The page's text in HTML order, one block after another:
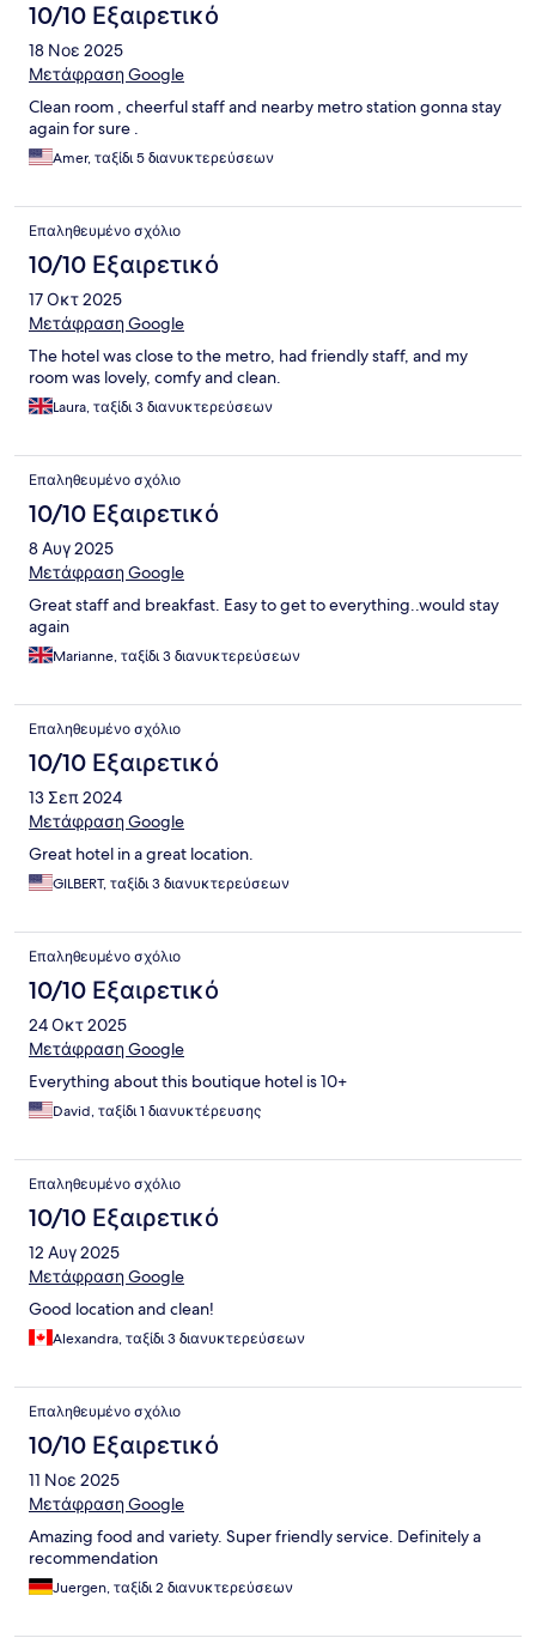
10/10 Εξαιρετικό
18 Νοε 2025
Μετάφραση Google
Clean room , cheerful staff and nearby metro station gonna stay
again for sure .
Amer, ταξίδι 5 διανυκτερεύσεων
Επαληθευμένο σχόλιο
10/10 Εξαιρετικό
17 Οκτ 2025
Μετάφραση Google
The hotel was close to the metro, had friendly staff, and my
room was lovely, comfy and clean.
Laura, ταξίδι 3 διανυκτερεύσεων
Επαληθευμένο σχόλιο
10/10 Εξαιρετικό
8 Αυγ 2025
Μετάφραση Google
Great staff and breakfast. Easy to get to everything..would stay
again
Marianne, ταξίδι 3 διανυκτερεύσεων
Επαληθευμένο σχόλιο
10/10 Εξαιρετικό
13 Σεπ 2024
Μετάφραση Google
Great hotel in a great location.
GILBERT, ταξίδι 3 διανυκτερεύσεων
Επαληθευμένο σχόλιο
10/10 Εξαιρετικό
24 Οκτ 2025
Μετάφραση Google
Everything about this boutique hotel is 10+
David, ταξίδι 1 διανυκτέρευσης
Επαληθευμένο σχόλιο
10/10 Εξαιρετικό
12 Αυγ 2025
Μετάφραση Google
Good location and clean!
Alexandra, ταξίδι 3 διανυκτερεύσεων
Επαληθευμένο σχόλιο
10/10 Εξαιρετικό
11 Νοε 2025
Μετάφραση Google
Amazing food and variety. Super friendly service. Definitely a
recommendation
Juergen, ταξίδι 2 διανυκτερεύσεων